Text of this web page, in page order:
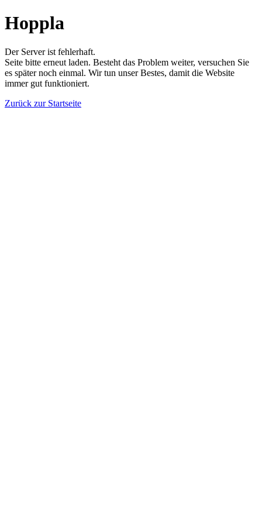
Hoppla
Der Server ist fehlerhaft.
Seite bitte erneut laden. Besteht das Problem weiter, versuchen Sie
es später noch einmal. Wir tun unser Bestes, damit die Website
immer gut funktioniert.
Zurück zur Startseite